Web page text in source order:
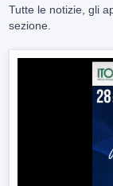
Tutte le notizie, gli
sezione.